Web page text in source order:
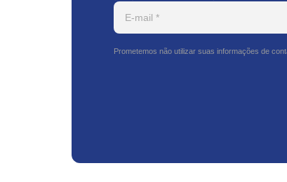
Prometemos não utilizar suas informações de